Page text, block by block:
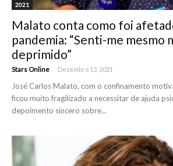
2021
Malato conta como foi
pandemia: “Senti-me mesmo
deprimido”
Stars Online - Dezembro 13, 2021
José Carlos Malato, com o confinamento
ficou muito fragilizado a necessitar de ajuda
depoimento sincero sobre...